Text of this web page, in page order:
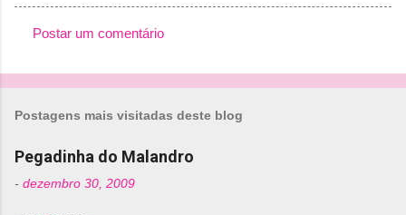
o
n
t
Postar um comentário
Postagens mais visitadas deste blog
Pegadinha do Malandro
- dezembro 30, 2009